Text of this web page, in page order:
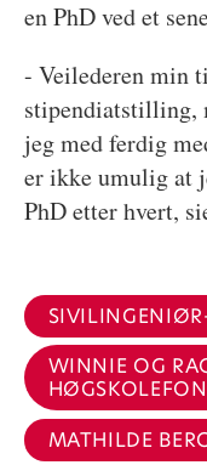
en PhD ved et
- Veilederen min
stipendiatstilling,
jeg med ferdig
er ikke umulig at
PhD etter hvert,
WINNIE OG
MATHILDE